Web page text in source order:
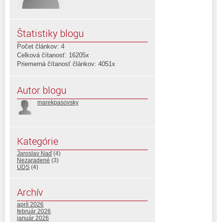
Štatistiky blogu
Počet článkov: 4
Celková čítanosť: 16205x
Priemerná čítanosť článkov: 4051x
Autor blogu
marekpasovsky
Kategórie
Jaroslav Naď(4)
Nezaradené (3)
UDS (4)
Archív
apríl 2026
február 2026
január 2026